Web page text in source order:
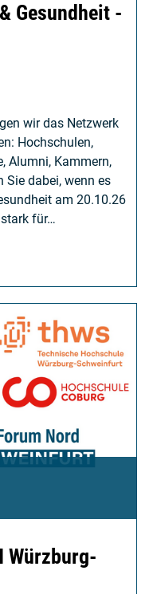
Gesundheit -
wir das Netzwerk
Hochschulen,
Alumni, Kammern,
Sie dabei, wenn es
am 20.10.26
für…
Würzburg-